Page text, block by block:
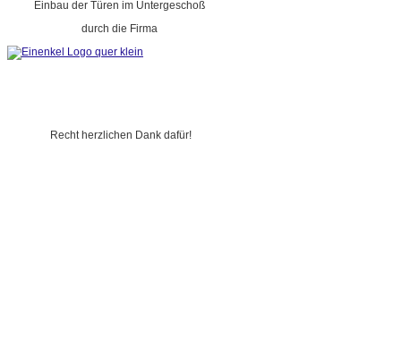
Einbau der Türen im Untergeschoß
durch die Firma
Recht herzlichen Dank dafür!